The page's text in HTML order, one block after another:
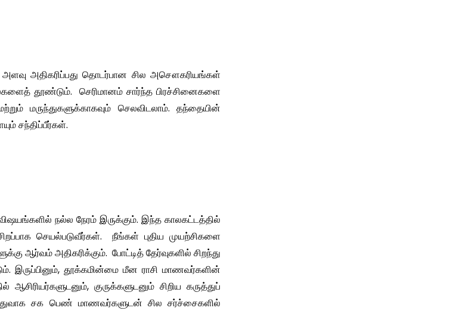
அளவு அதிகரிப்பது தொடர்பான சில அசௌகரியங்கள்
தூண்டும். செரிமானம் சார்ந்த பிரச்சினைகளை
மருந்துகளுக்காகவும் செலவிடலாம். தந்தையின்
சந்திப்பீர்கள்.
நல்ல நேரம் இருக்கும். இந்த காலகட்டத்தில்
செயல்படுவீர்கள். நீங்கள் புதிய முயற்சிகளை
ஆர்வம் அதிகரிக்கும். போட்டித் தேர்வுகளில் சிறந்து
இருப்பினும், தூக்கமின்மை மீன ராசி மாணவர்களின்
குருக்களுடனும் சிறிய கருத்துப்
சக பெண் மாணவர்களுடன் சில சர்ச்சைகளில்